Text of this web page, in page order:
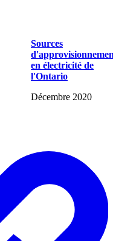
Sources
en électricité de
l'Ontario
Décembre 2020